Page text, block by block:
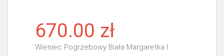
670.00 zł
Wieniec Pogrzebowy Biała Margaretka I